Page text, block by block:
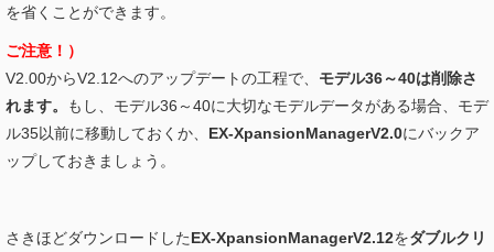
を省くことができます。
ご注意！）
V2.00からV2.12へのアップデートの工程で、 モデル36～40は削除さ
れます。
もし、モデル36～40に大切なモデルデータがある場合、モデ
ル35以前に移動しておくか、 EX-XpansionManagerV2.0にバックア
ップしておきましょう。
さきほどダウンロードしたEX-XpansionManagerV2.12をダブルクリ